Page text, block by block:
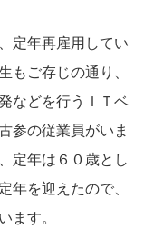
定年再雇用してい
もご存じの通り、
などを行うＩＴベ
参の従業員がいま
定年は６０歳とし
年を迎えたので、
ます。